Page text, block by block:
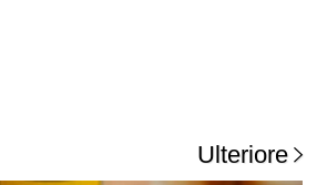
Ulteriore